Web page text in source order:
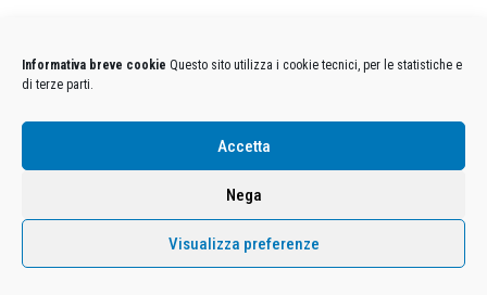
Informativa breve cookie Questo sito utilizza i cookie tecnici, per le statistiche e
di terze parti.
Accetta
Nega
Visualizza preferenze